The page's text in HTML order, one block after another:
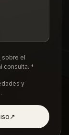
sobre el
consulta. *
y
↗︎